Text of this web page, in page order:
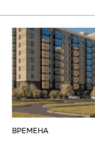
ВРЕМЕНА